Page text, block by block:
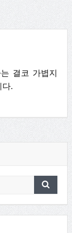
결코 가볍지
다.